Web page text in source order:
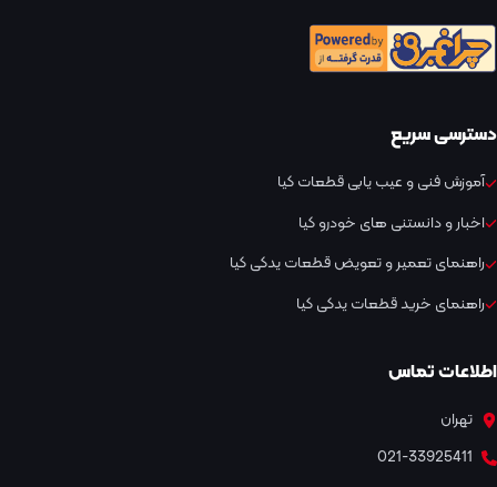
دسترسی سریع
آموزش فنی و عیب یابی قطعات کیا
اخبار و دانستنی های خودرو کیا
راهنمای تعمیر و تعویض قطعات یدکی کیا
راهنمای خرید قطعات یدکی کیا
اطلاعات تماس
تهران
021-33925411